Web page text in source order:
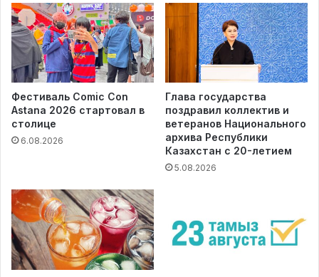
Фестиваль Comic Con
Astana 2026 стартовал в
столице
6.08.2026
Глава государства
поздравил коллектив и
ветеранов Национального
архива Республики
Казахстан с 20-летием
5.08.2026